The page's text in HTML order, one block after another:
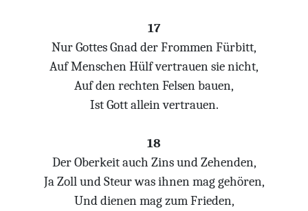
17
Nur Gottes Gnad der Frommen Fürbitt,
Auf Menschen Hülf vertrauen sie nicht,
Auf den rechten Felsen bauen,
Ist Gott allein vertrauen.
18
Der Oberkeit auch Zins und Zehenden,
Ja Zoll und Steur was ihnen mag gehören,
Und dienen mag zum Frieden,